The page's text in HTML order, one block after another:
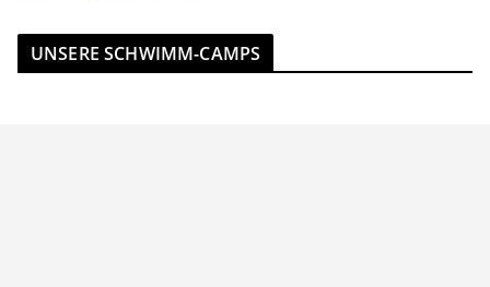
UNSERE SCHWIMM-CAMPS